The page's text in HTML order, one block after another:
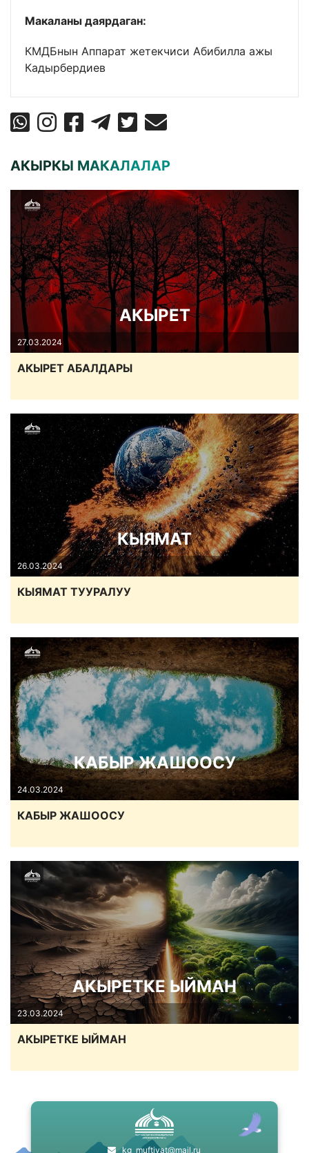
Макаланы даярдаган:
КМДБнын Аппарат жетекчиси Абибилла ажы
Кадырбердиев
АКЫРКЫ МАКАЛАЛАР
АКЫРЕТ
27.03.2024
АКЫРЕТ АБАЛДАРЫ
КЫЯМАТ
26.03.2024
КЫЯМАТ ТУУРАЛУУ
КАБЫР ЖАШООСУ
24.03.2024
КАБЫР ЖАШООСУ
АКЫРЕТКЕ ЫЙМАН
23.03.2024
АКЫРЕТКЕ ЫЙМАН
kg_muftiyat@mail.ru